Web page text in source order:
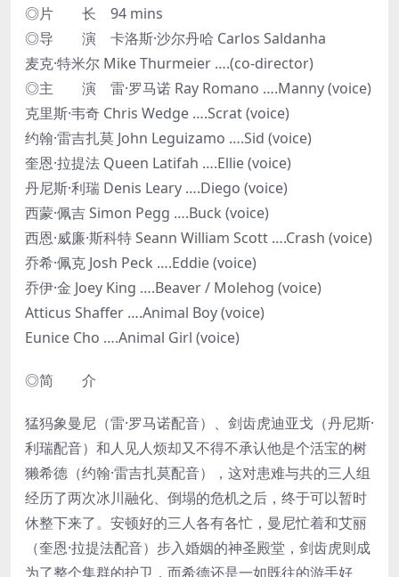
◎片 长 94 mins
◎导 演 卡洛斯·沙尔丹哈 Carlos Saldanha
麦克·特米尔 Mike Thurmeier ….(co-director)
◎主 演 雷·罗马诺 Ray Romano ….Manny (voice)
克里斯·韦奇 Chris Wedge ….Scrat (voice)
约翰·雷吉扎莫 John Leguizamo ….Sid (voice)
奎恩·拉提法 Queen Latifah ….Ellie (voice)
丹尼斯·利瑞 Denis Leary ….Diego (voice)
西蒙·佩吉 Simon Pegg ….Buck (voice)
西恩·威廉·斯科特 Seann William Scott ….Crash (voice)
乔希·佩克 Josh Peck ….Eddie (voice)
乔伊·金 Joey King ….Beaver / Molehog (voice)
Atticus Shaffer ….Animal Boy (voice)
Eunice Cho ….Animal Girl (voice)
◎简 介
猛犸象曼尼（雷·罗马诺配音）、剑齿虎迪亚戈（丹尼斯·
利瑞配音）和人见人烦却又不得不承认他是个活宝的树
獭希德（约翰·雷吉扎莫配音），这对患难与共的三人组
经历了两次冰川融化、倒塌的危机之后，终于可以暂时
休整下来了。安顿好的三人各有各忙，曼尼忙着和艾丽
（奎恩·拉提法配音）步入婚姻的神圣殿堂，剑齿虎则成
为了整个集群的护卫，而希德还是一如既往的游手好